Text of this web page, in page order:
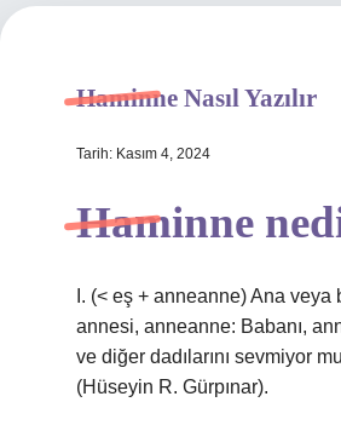
Hakkımızda
Haminne Nasıl Yazılır
Tarih: Kasım 4, 2024
Haminne
I. (< eş + anneanne) Ana veya
annesi, anneanne: Babanı,
ve diğer dadılarını sevmiyor
(Hüseyin R. Gürpınar).